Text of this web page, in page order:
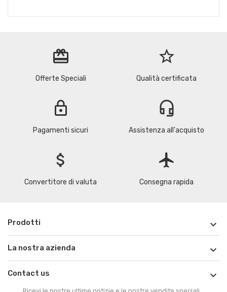
redeem
Offerte Speciali
star_border
Qualità certificata
lock
Pagamenti sicuri
headset_mic
Assistenza all'acquisto
attach_money
Convertitore di valuta
flight
Consegna rapida
Prodotti 
La nostra azienda 
Contact us 